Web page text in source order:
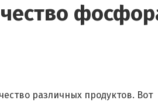
различных продуктов. Вот